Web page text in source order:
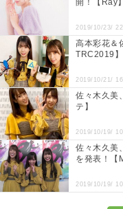
2019/10/23/
高本彩花＆
TRC2019】
2019/10/21/
佐々木久美
テ】
2019/10/19/
佐々木久美
を発表！【
2019/10/19/